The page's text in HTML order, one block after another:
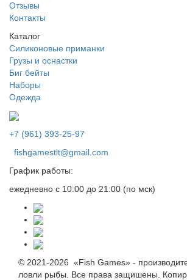
Отзывы
Контакты
Каталог
Силиконовые приманки
Грузы и оснастки
Биг бейты
Наборы
Одежда
+7 (961) 393-25-97
fishgamestlt@gmail.com
График работы:
ежедневно с 10:00 до 21:00 (по мск)
© 2021-2026 «Fish Games» -
ловли рыбы. Все права защишены.